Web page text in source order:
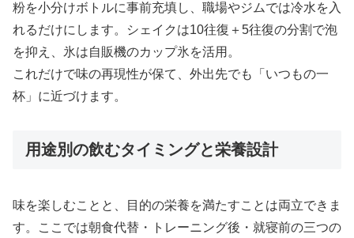
粉を小分けボトルに事前充填し、職場やジムでは冷水を入
れるだけにします。シェイクは10往復＋5往復の分割で泡
を抑え、氷は自販機のカップ氷を活用。
これだけで味の再現性が保て、外出先でも「いつもの一
杯」に近づけます。
用途別の飲むタイミングと栄養設計
味を楽しむことと、目的の栄養を満たすことは両立できま
す。ここでは朝食代替・トレーニング後・就寝前の三つの